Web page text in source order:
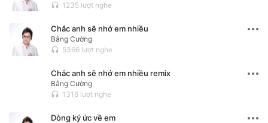
headset 1235 lượt nghe
Chắc anh sẽ nhớ em nhiều
Bằng Cường
headset 5366 lượt nghe
Chắc anh sẽ nhớ em nhiều remix
Bằng Cường
headset 1316 lượt nghe
Dòng ký ức về em